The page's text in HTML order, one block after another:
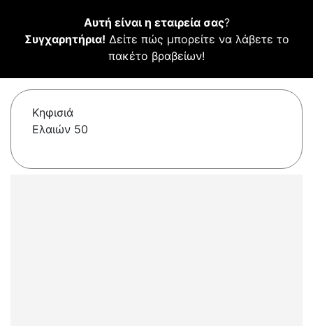
Αυτή είναι η εταιρεία σας?
Συγχαρητήρια! Δείτε πώς μπορείτε να λάβετε το
πακέτο βραβείων!
Κηφισιά
Ελαιών 50